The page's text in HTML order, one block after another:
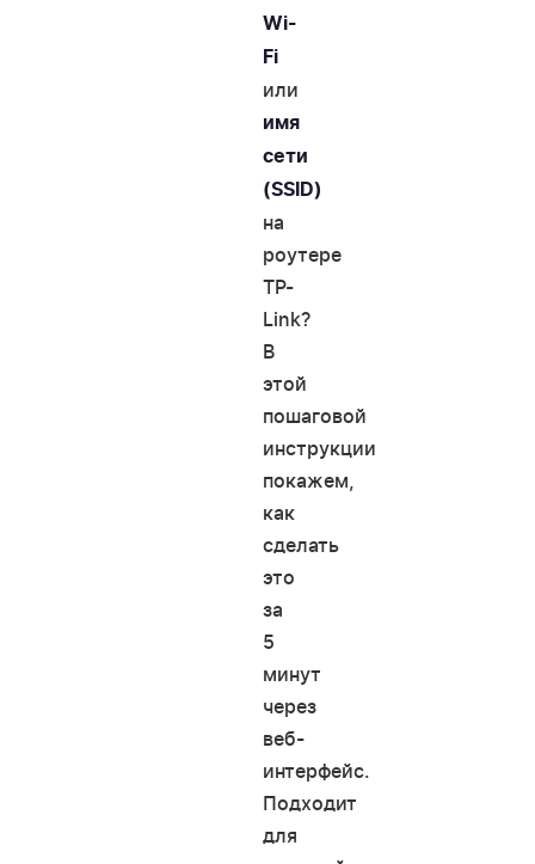
Wi-
Fi
или
имя
сети
(SSID)
на
роутере
TP-
Link?
В
этой
пошаговой
инструкции
покажем,
как
сделать
это
за
5
минут
через
веб-
интерфейс.
Подходит
для